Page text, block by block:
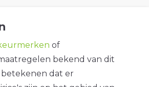
of
bekend van dit
dat er